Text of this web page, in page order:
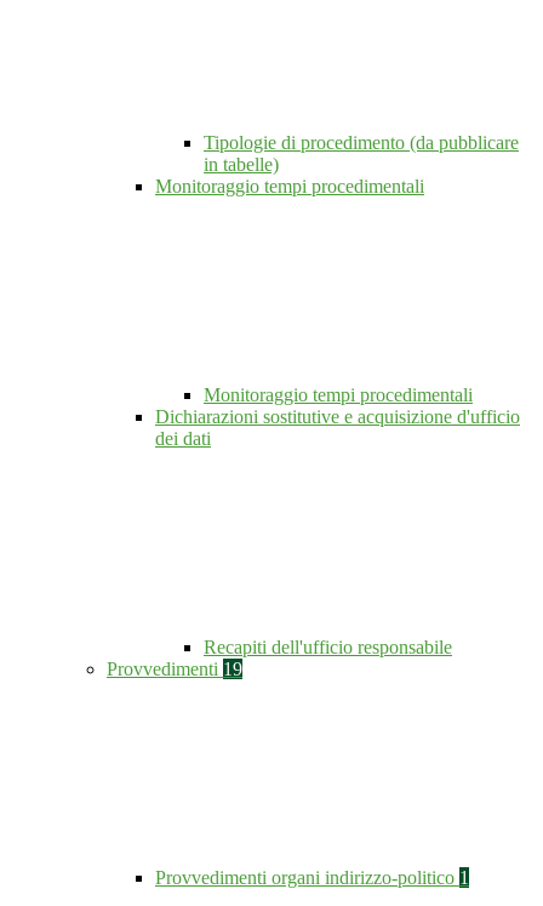
Tipologie di procedimento (da pubblicare
in tabelle)
Monitoraggio tempi procedimentali
Monitoraggio tempi procedimentali
Dichiarazioni sostitutive e acquisizione d'ufficio
dei dati
Recapiti dell'ufficio responsabile
Provvedimenti 19
Provvedimenti organi indirizzo-politico 1